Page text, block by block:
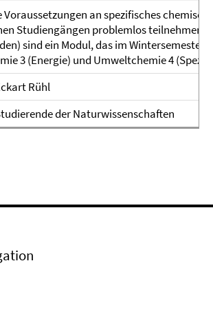
Voraussetzungen an spezifisches
Studiengängen problemlos teilnehmen
sind ein Modul, das im
3 (Energie) und Umweltchemie 4
Rühl
der Naturwissenschaften